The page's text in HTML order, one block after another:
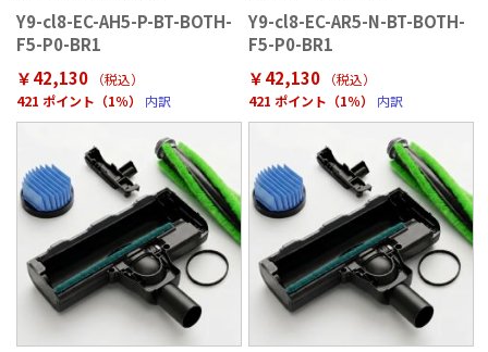
Y9-cl8-EC-AH5-P-BT-BOTH-
F5-P0-BR1
￥42,130
（税込）
421 ポイント（1％）
内訳
Y9-cl8-EC-AR5-N-BT-BOTH-
F5-P0-BR1
￥42,130
（税込）
421 ポイント（1％）
内訳